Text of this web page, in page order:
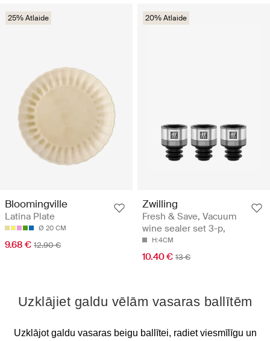
25% Atlaide
Bloomingville
Latina Plate
Ø 20 CM
9.68 € 12.90 €
20% Atlaide
Zwilling
Fresh & Save, Vacuum
wine sealer set 3-p,
H:4CM
10.40 € 13 €
Uzklājiet galdu vēlām vasaras ballītēm
Uzklājot galdu vasaras beigu ballītei, radiet viesmīlīgu un